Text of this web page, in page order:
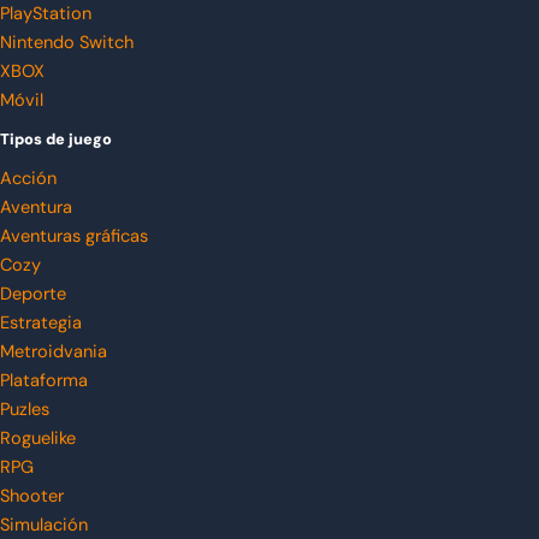
PlayStation
Nintendo Switch
XBOX
Móvil
Tipos de juego
Acción
Aventura
Aventuras gráficas
Cozy
Deporte
Estrategia
Metroidvania
Plataforma
Puzles
Roguelike
RPG
Shooter
Simulación